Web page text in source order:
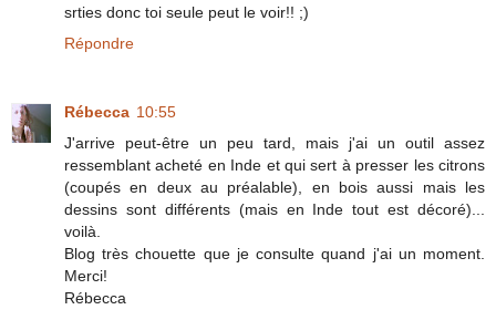
srties donc toi seule peut le voir!! ;)
Répondre
Rébecca 10:55
J'arrive peut-être un peu tard, mais j'ai un outil assez
ressemblant acheté en Inde et qui sert à presser les citrons
(coupés en deux au préalable), en bois aussi mais les
dessins sont différents (mais en Inde tout est décoré)...
voilà.
Blog très chouette que je consulte quand j'ai un moment.
Merci!
Rébecca